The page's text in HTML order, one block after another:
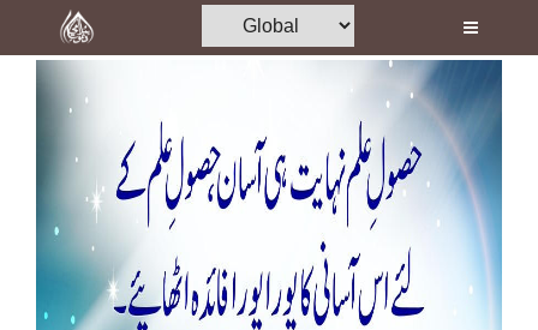
Home
Madani Channel
Volunteer Portal